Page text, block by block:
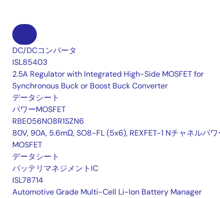
DC/DCコンバータ
ISL85403
2.5A Regulator with Integrated High-Side MOSFET for
Synchronous Buck or Boost Buck Converter
データシート
パワーMOSFET
RBE056N08R1SZN6
80V, 90A, 5.6mΩ, SO8-FL (5x6), REXFET-1 Nチャネルパワ
MOSFET
データシート
バッテリマネジメントIC
ISL78714
Automotive Grade Multi-Cell Li-Ion Battery Manager